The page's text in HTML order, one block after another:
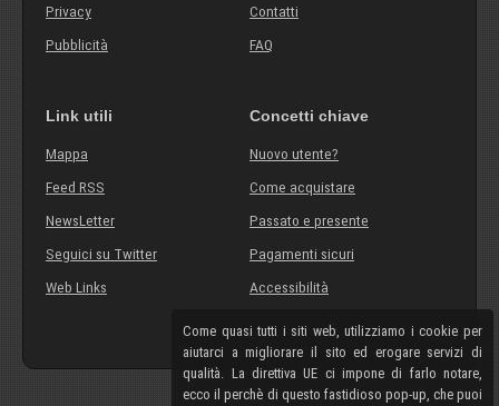
Come quasi tutti i siti web, utilizziamo i cookie per
aiutarci a migliorare il sito ed erogare servizi di
qualità. La direttiva UE ci impone di farlo notare,
ecco il perchè di questo fastidioso pop-up, che puoi
Privacy
Pubblicità
Contatti
FAQ
Link utili
Mappa
Feed RSS
NewsLetter
Seguici su Twitter
Web Links
Concetti chiave
Nuovo utente?
Come acquistare
Passato e presente
Pagamenti sicuri
Accessibilità